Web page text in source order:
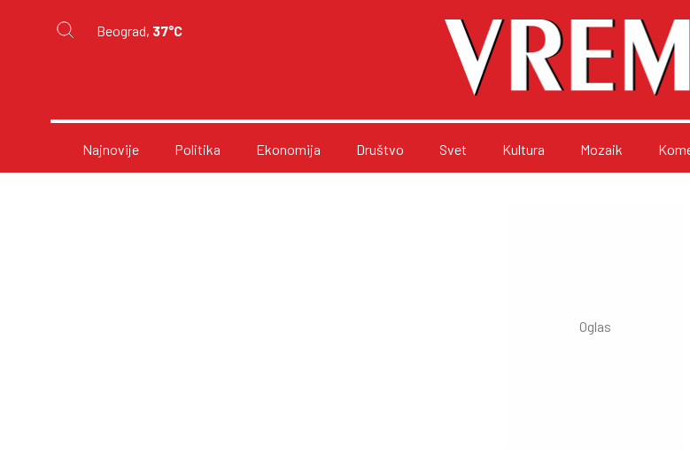
Beograd, 37°C
Najnovije Politika Ekonomija Društvo Svet Kultura Mozaik